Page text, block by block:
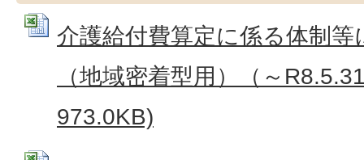
介護給付費算定に係る体制等
（地域密着型用）（～
973.0KB)